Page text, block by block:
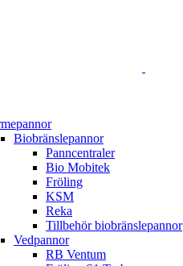
Biobränslepannor
Panncentraler
Bio Mobitek
Fröling
KSM
Reka
Tillbehör biobränslepannor
Vedpannor
RB Ventum